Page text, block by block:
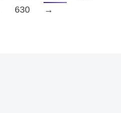
630 →